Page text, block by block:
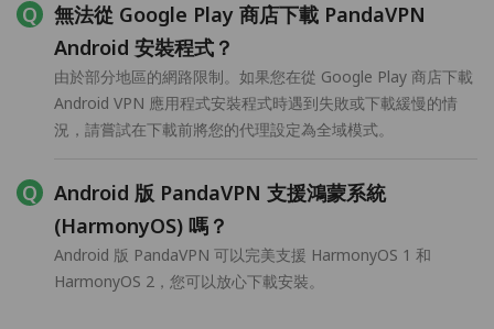
無法從 Google Play 商店下載 PandaVPN
Android 安裝程式？
由於部分地區的網路限制。如果您在從 Google Play 商店下載
Android VPN 應用程式安裝程式時遇到失敗或下載緩慢的情
況，請嘗試在下載前將您的代理設定為全域模式。
Android 版 PandaVPN 支援鴻蒙系統
(HarmonyOS) 嗎？
Android 版 PandaVPN 可以完美支援 HarmonyOS 1 和
HarmonyOS 2，您可以放心下載安裝。